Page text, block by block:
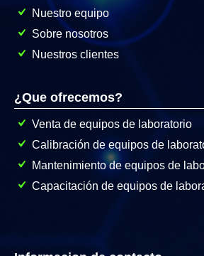
Nuestro equipo
Sobre nosotros
Nuestros clientes
¿Que ofrecemos?
Venta de equipos de laboratorio
Calibración de equipos de
Mantenimiento de equipos de
Capacitación de equipos de